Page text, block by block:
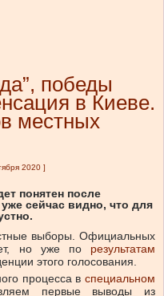
победы
в Киеве.
местных
2020 ]
понятен после
сейчас видно, что для
выборы. Официальных
но уже по результатам
этого голосования.
процесса в специальном
первые выводы из